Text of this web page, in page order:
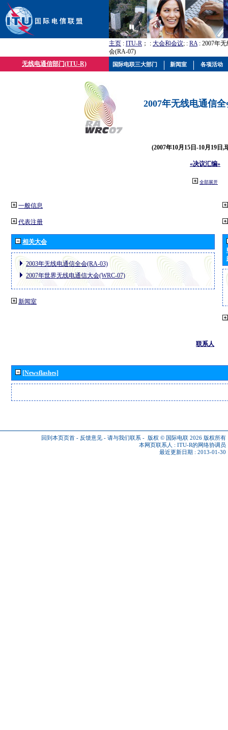
主页 : ITU-R ； : 大会和会议; : RA: 2007年
会(RA-07)
无线电通信部门(ITU-R)
2007年无线电通信
(2007年10月15日-10月19日,
«决议汇编»
全部展开
一般信息
代表注册
相关大会
2003年无线电通信全会(RA-03)
2007年世界无线电通信大会(WRC-07)
新闻室
联系人
[Newsflashes]
回到本页页首 - 反馈意见 - 请与我们联系 - 版权 © 国际电联 2026 版权所有
本网页联系人 : ITU-R的网络协调员
最近更新日期 : 2013-01-30
国际电联三大部门 新闻室 各项活动